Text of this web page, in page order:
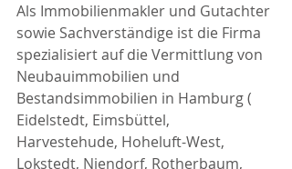
Als Immobilienmakler und Gutachter
sowie Sachverständige ist die Firma
spezialisiert auf die Vermittlung von
Neubauimmobilien und
Bestandsimmobilien in Hamburg (
Eidelstedt, Eimsbüttel,
Harvestehude, Hoheluft-West,
Lokstedt, Niendorf, Rotherbaum,